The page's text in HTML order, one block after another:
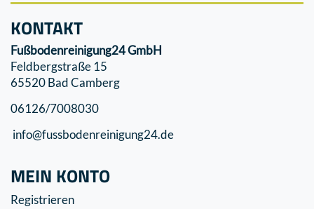
KONTAKT
Fußbodenreinigung24 GmbH
Feldbergstraße 15
65520 Bad Camberg
06126/7008030
info@fussbodenreinigung24.de
MEIN KONTO
Registrieren